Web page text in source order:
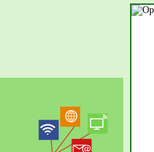
rzetelne układanie płytek
Rzeszów i dbamy o to,